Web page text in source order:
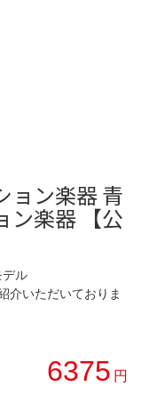
ョン楽器 青
ン楽器 【公
ル
介いただいておりま
6375 円